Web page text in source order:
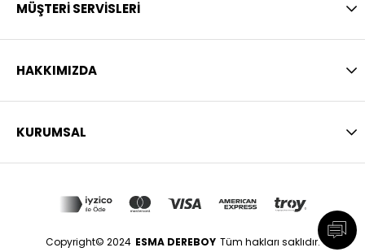
MÜŞTERİ SERVİSLERİ
HAKKIMIZDA
KURUMSAL
Copyright© 2024 ESMA DEREBOY Tüm hakları saklıdır.